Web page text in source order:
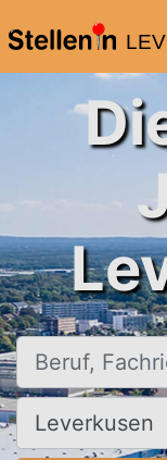
Beruf,
Ort, Stadt